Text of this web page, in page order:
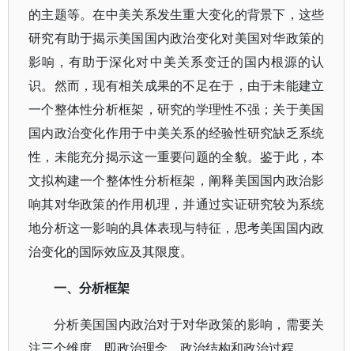
的主题等。在中美关系发生重大变化的背景下，这些
研究有助于揭示美国国内政治变化对美国对华政策的
影响，有助于深化对中美关系变迁的国内根源的认
识。然而，现有相关成果的不足在于，由于未能建立
一个整体性分析框架，研究的学理性不强；关于美国
国内政治变化作用于中美关系的经验性研究缺乏系统
性，未能充分揭示这一重要问题的全貌。鉴于此，本
文拟构建一个整体性分析框架，阐释美国国内政治影
响其对华政策的作用机理，并通过实证研究较为系统
地分析这一影响的具体表现与特征，思考美国国内政
治变化的国际效应及其限度。
一、分析框架
分析美国国内政治对于对华政策的影响，需要关